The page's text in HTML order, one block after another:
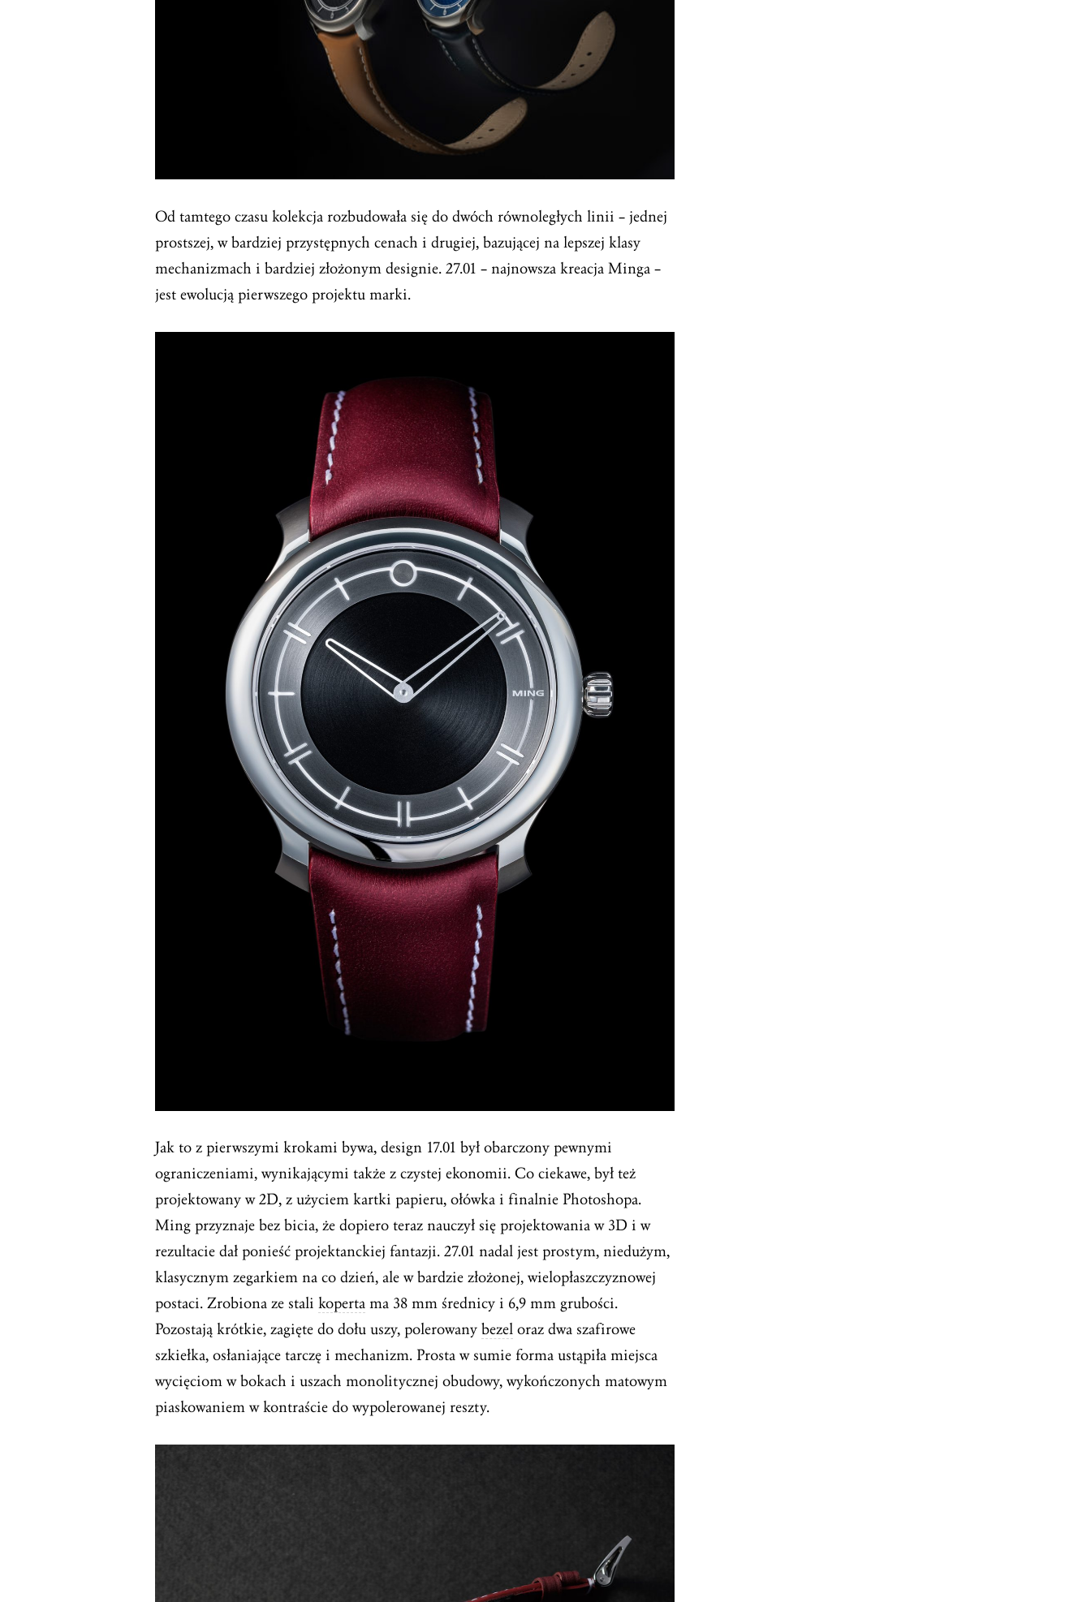
Od tamtego czasu kolekcja rozbudowała się do dwóch równoległych linii – jednej
prostszej, w bardziej przystępnych cenach i drugiej, bazującej na lepszej klasy
mechanizmach i bardziej złożonym designie. 27.01 – najnowsza kreacja Minga –
jest ewolucją pierwszego projektu marki.
Jak to z pierwszymi krokami bywa, design 17.01 był obarczony pewnymi
ograniczeniami, wynikającymi także z czystej ekonomii. Co ciekawe, był też
projektowany w 2D, z użyciem kartki papieru, ołówka i finalnie Photoshopa.
Ming przyznaje bez bicia, że dopiero teraz nauczył się projektowania w 3D i w
rezultacie dał ponieść projektanckiej fantazji. 27.01 nadal jest prostym, niedużym,
klasycznym zegarkiem na co dzień, ale w bardzie złożonej, wielopłaszczyznowej
postaci. Zrobiona ze stali koperta ma 38 mm średnicy i 6,9 mm grubości.
Pozostają krótkie, zagięte do dołu uszy, polerowany bezel oraz dwa szafirowe
szkiełka, osłaniające tarczę i mechanizm. Prosta w sumie forma ustąpiła miejsca
wycięciom w bokach i uszach monolitycznej obudowy, wykończonych matowym
piaskowaniem w kontraście do wypolerowanej reszty.